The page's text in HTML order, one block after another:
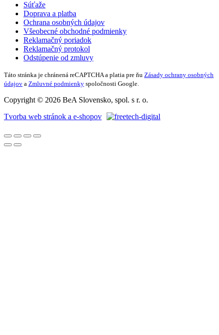
Súťaže
Doprava a platba
Ochrana osobných údajov
Všeobecné obchodné podmienky
Reklamačný poriadok
Reklamačný protokol
Odstúpenie od zmluvy
Táto stránka je chránená reCAPTCHA a platia pre ňu Zásady ochrany osobných
údajov a Zmluvné podmienky spoločnosti Google.
Copyright © 2026 BeA Slovensko, spol. s r. o.
Tvorba web stránok a e-shopov